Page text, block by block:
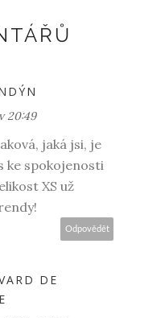
20:49
jaká jsi, je
ke spokojenosti
XS už
Odpovědět
DE